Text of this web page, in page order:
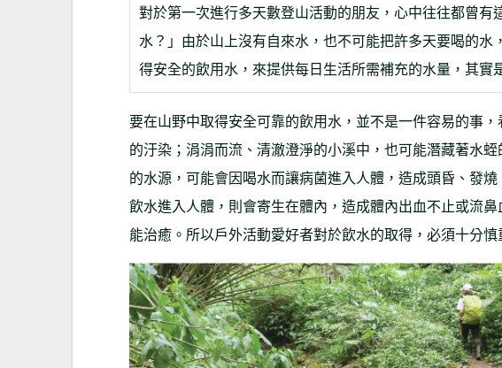
對於第一次進行多天數登山活動的朋友，心中往往都曾
水？」由於山上沒有自來水，也不可能把許多天要喝的
得安全的飲用水，來提供每日生活所需補充的水量，其實
要在山野中取得安全可靠的飲用水，並不是一件容易的事
的汙染；涓涓而流、清澈澄淨的小溪中，也可能潛藏著水
的水源，可能會因喝水而讓病菌進入人體，造成頭昏、發
飲水進入人體，則會寄生在體內，造成體內出血不止或流
能治癒。所以戶外活動愛好者對於飲水的取得，必須十分慎